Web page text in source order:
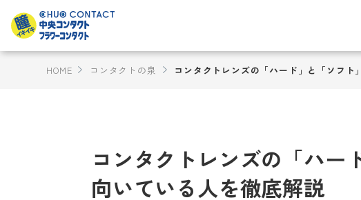
HOME コンタクトの泉 コンタクトレンズの「ハード」と「ソフ
コンタクトレンズの「ハー
向いている人を徹底解説